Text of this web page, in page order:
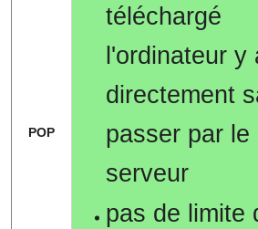
POP
téléchargé
l'ordinateur y
directement
passer par le
serveur
pas de limite